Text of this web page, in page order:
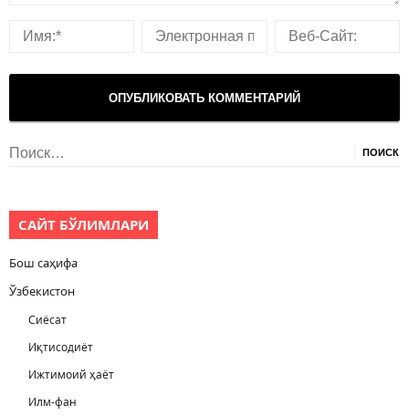
Найти:
САЙТ БЎЛИМЛАРИ
Бош саҳифа
Ўзбекистон
Сиёсат
Иқтисодиёт
Ижтимоий ҳаёт
Илм-фан